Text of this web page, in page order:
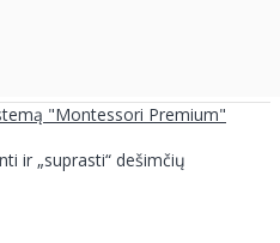
"Montessori Premium"
ir „suprasti“ dešimčių